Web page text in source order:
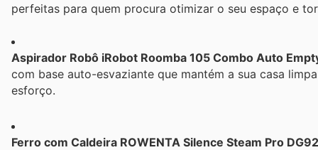
perfeitas para quem procura otimizar o seu espaço e
Aspirador Robô iRobot Roomba 105 Combo Auto
com base auto-esvaziante que mantém a sua casa
esforço.
Ferro com Caldeira ROWENTA Silence Steam Pro